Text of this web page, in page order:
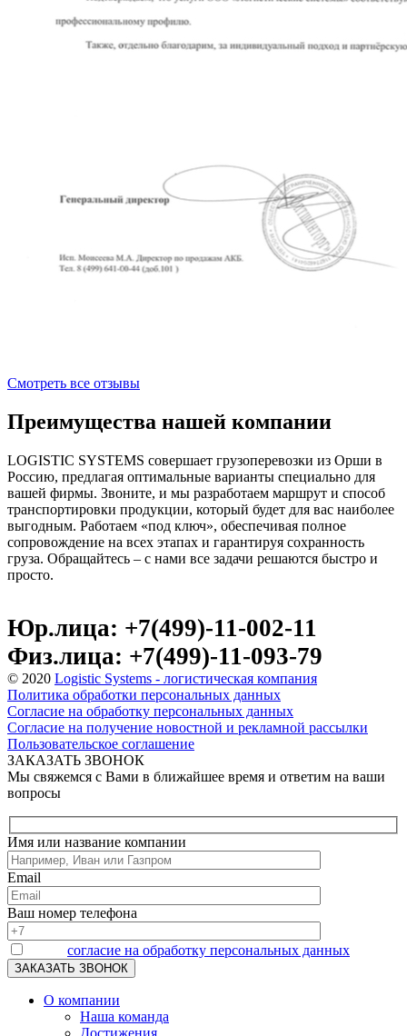
Смотреть все отзывы
Преимущества нашей компании
LOGISTIC SYSTEMS совершает грузоперевозки из Орши в
Россию, предлагая оптимальные варианты специально для
вашей фирмы. Звоните, и мы разработаем маршрут и способ
транспортировки продукции, который будет для вас наиболее
выгодным. Работаем «под ключ», обеспечивая полное
сопровождение на всех этапах и гарантируя сохранность
груза. Обращайтесь – с нами все задачи решаются быстро и
просто.
Юр.лица: +7(499)-11-002-11
Физ.лица: +7(499)-11-093-79
© 2020 Logistic Systems - логистическая компания
Политика обработки персональных данных
Согласие на обработку персональных данных
Согласие на получение новостной и рекламной рассылки
Пользовательское соглашение
ЗАКАЗАТЬ ЗВОНОК
Мы свяжемся с Вами в ближайшее время и ответим на ваши
вопросы
Имя или название компании
Email
Ваш номер телефона
согласие на обработку персональных данных
О компании
Наша команда
Достижения